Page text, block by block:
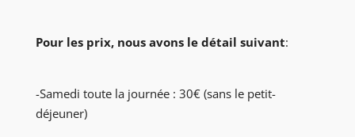
Pour les prix, nous avons le détail suivant:
-Samedi toute la journée : 30€ (sans le petit-
déjeuner)